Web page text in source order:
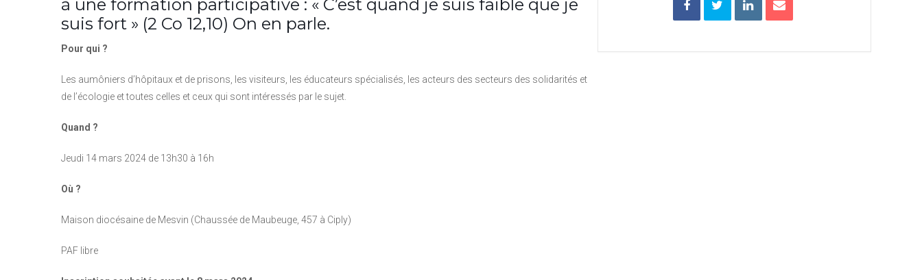
à une formation participative : « C’est quand je suis faible que je
suis fort » (2 Co 12,10) On en parle.
Pour qui ?
Les aumôniers d’hôpitaux et de prisons, les visiteurs, les éducateurs spécialisés, les acteurs des secteurs des solidarités et
de l’écologie et toutes celles et ceux qui sont intéressés par le sujet.
Quand ?
Jeudi 14 mars 2024 de 13h30 à 16h
Où ?
Maison diocésaine de Mesvin (Chaussée de Maubeuge, 457 à Ciply)
PAF libre